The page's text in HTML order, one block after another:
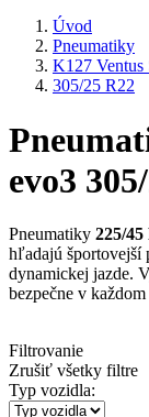
Úvod
Pneumatiky
K127 Ventus
305/25 R22
evo3
Pneumatiky 225/45
hľadajú športovejší
dynamickej jazde.
bezpečne v každom
Filtrovanie
Zrušiť všetky filtre
Typ vozidla: